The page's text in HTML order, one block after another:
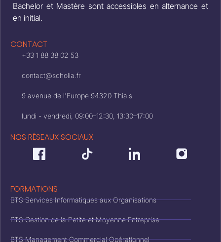
Bachelor et Mastère sont accessibles en alternance et
en initial.
CONTACT
+33 1 88 38 02 53
contact@scholia.fr
9 avenue de l'Europe 94320 Thiais
lundi - vendredi, 09:00–12:30, 13:30–17:00
NOS RÉSEAUX SOCIAUX
FORMATIONS
BTS Services Informatiques aux Organisations
BTS Gestion de la Petite et Moyenne Entreprise
BTS Management Commercial Opérationnel